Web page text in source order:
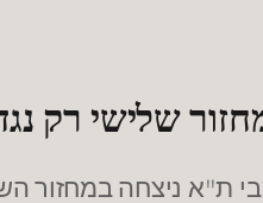
שלישי רק